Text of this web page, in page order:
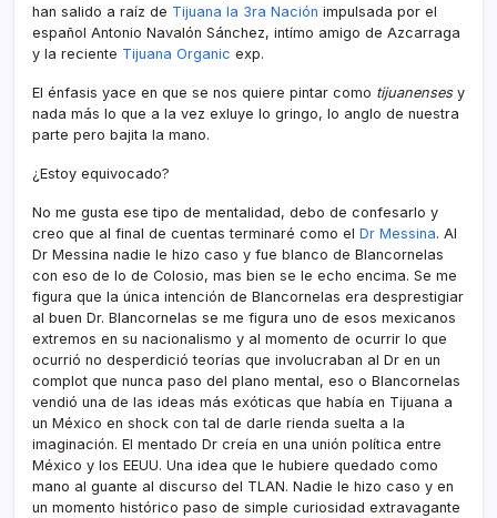
han salido a raí­z de Tijuana la 3ra Nación impulsada por el
español Antonio Navalón Sánchez, intí­mo amigo de Azcarraga
y la reciente Tijuana Organic exp.
El énfasis yace en que se nos quiere pintar como tijuanensesy
nada más lo que a la vez exluye lo gringo, lo anglo de nuestra
parte pero bajita la mano.
¿Estoy equivocado?
No me gusta ese tipo de mentalidad, debo de confesarlo y
creo que al final de cuentas terminaré como el Dr Messina. Al
Dr Messina nadie le hizo caso y fue blanco de Blancornelas
con eso de lo de Colosio, mas bien se le echo encima. Se me
figura que la única intención de Blancornelas era desprestigiar
al buen Dr. Blancornelas se me figura uno de esos mexicanos
extremos en su nacionalismo y al momento de ocurrir lo que
ocurrió no desperdició teorí­as que involucraban al Dr en un
complot que nunca paso del plano mental, eso o Blancornelas
vendió una de las ideas más exóticas que habí­a en Tijuana a
un México en shock con tal de darle rienda suelta a la
imaginación. El mentado Dr creí­a en una unión polí­tica entre
México y los EEUU. Una idea que le hubiere quedado como
mano al guante al discurso del TLAN. Nadie le hizo caso y en
un momento histórico paso de simple curiosidad extravagante